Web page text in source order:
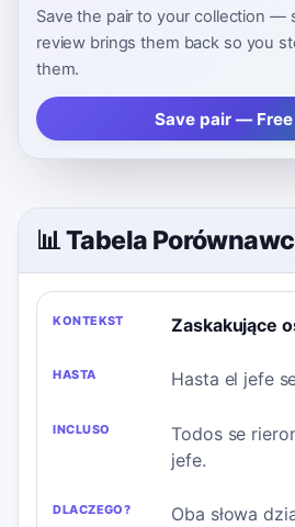
Save the pair to your collection —
review brings them back so you
them.
Save pair — Free
📊 Tabela
KONTEKST HASTA
Zaskakujące
Hasta el jefe
Todos se
jefe.
Oba słowa